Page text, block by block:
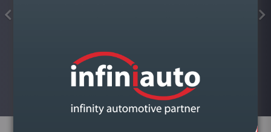
TEMP.KIMAPA
Visualizar